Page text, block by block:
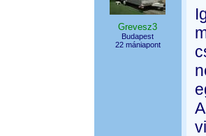
Grevesz3
Budapest
22 mániapont